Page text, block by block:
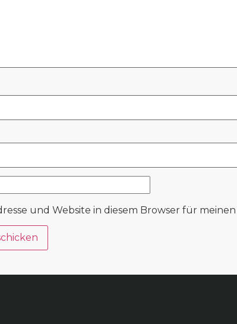
und Website in diesem Browser für